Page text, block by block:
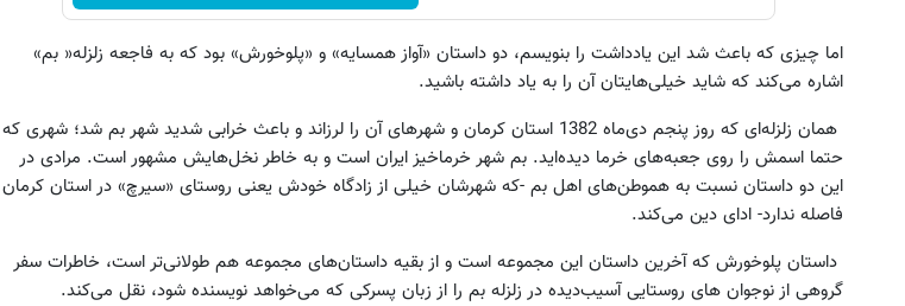
اما چیزی که باعث شد این یادداشت را بنویسم، دو داستان «آواز همسایه» و «پلوخورش» بود که به فاجعه زلزله« بم»
اشاره می‌کند که شاید خیلی‌هایتان آن را به یاد داشته باشید.
همان زلزله‌ای که روز پنجم دی‌ماه 1382 استان کرمان و شهرهای آن را لرزاند و باعث خرابی شدید شهر بم شد؛ شهری که
حتما اسمش را روی جعبه‌های خرما دیده‌اید. بم شهر خرماخیز ایران است و به خاطر نخل‌هایش مشهور است. مرادی در
این دو داستان نسبت به هموطن‌های اهل بم -که شهرشان خیلی از زادگاه خودش یعنی روستای «سیرچ» در استان کرمان
فاصله ندارد- ادای دین می‌کند.
داستان پلوخورش که آخرین داستان این مجموعه است و از بقیه داستان‌های مجموعه هم طولانی‌تر است، خاطرات سفر
گروهی از نوجوان های روستایی آسیب‌دیده در زلزله بم را از زبان پسرکی که می‌خواهد نویسنده شود، نقل می‌کند.